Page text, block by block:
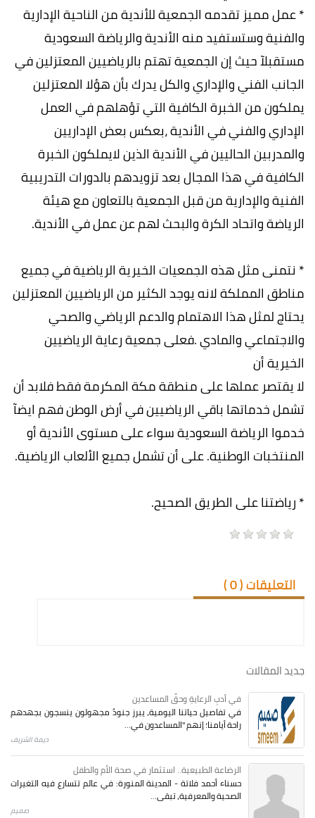
* عمل مميز تقدمه الجمعية للأندية من الناحية الإدارية
والفنية وستستفيد منه الأندية والرياضة السعودية
مستقبلآ حيث إن الجمعية تهتم بالرياضيين المعتزلين في
الجانب الفني والإداري والكل يدرك بأن هؤلا المعتزلين
يملكون من الخبرة الكافية التي تؤهلهم في العمل
الإداري والفني في الأندية ،بعكس بعض الإداريين
والمدربين الحاليين في الأندية الذين لايملكون الخبرة
الكافية في هذا المجال بعد تزويدهم بالدورات التدريبية
الفنية والإدارية من قبل الجمعية بالتعاون مع هيئة
الرياضة واتحاد الكرة والبحث لهم عن عمل في الأندية.
* نتمنى مثل هذه الجمعيات الخيرية الرياضية في جميع
مناطق المملكة لانه يوجد الكثير من الرياضيين المعتزلين
يحتاج لمثل هذا الاهتمام والدعم الرياضي والصحي
والاجتماعي والمادي .فعلى جمعية رعاية الرياضيين
الخيرية أن
لا يقتصر عملها على منطقة مكة المكرمة فقط فلابد أن
تشمل خدماتها باقي الرياضيين في أرض الوطن فهم ايضآ
خدموا الرياضة السعودية سواء على مستوى الأندية أو
المنتخبات الوطنية. على أن تشمل جميع الألعاب الرياضية.
* رياضتنا على الطريق الصحيح.
التعليقات (0
)
جديد المقالات
في أدبِ الرعايةِ وحقِّ المساعدين
في تفاصيل حياتنا اليومية، يبرز جنودٌ مجهولون ينسجون بجهدهم
راحة أيامنا؛ إنهم "المساعدون في...
ديمة الشريف
الرضاعة الطبيعية.. استثمار في صحة الأم والطفل
حسناء أحمد فلاتة - المدينة المنورة: في عالم تتسارع فيه التغيرات
الصحية والمعرفية، تبقى...
صميم